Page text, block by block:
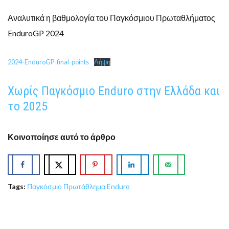
Αναλυτικά η βαθμολογία του Παγκόσμιου Πρωταθλήματος
EnduroGP 2024
2024-EnduroGP-final-points Λήψη
Χωρίς Παγκόσμιο Enduro στην Ελλάδα και
το 2025
Κοινοποίησε αυτό το άρθρο
Tags: Παγκόσμιο Πρωτάθλημα Enduro